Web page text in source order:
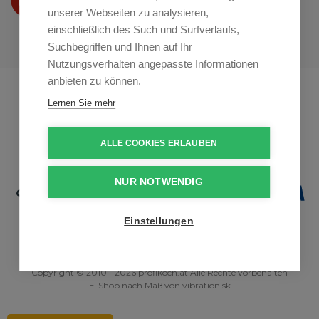
unserer Webseiten zu analysieren,
einschließlich des Such und Surfverlaufs,
Suchbegriffen und Ihnen auf Ihr
Nutzungsverhalten angepasste Informationen
anbieten zu können.
Lernen Sie mehr
ALLE COOKIES ERLAUBEN
NUR NOTWENDIG
Einstellungen
Youtube
Profikuchar.sk
Copyright © 2010 - 2026 profikoch.at Alle Rechte vorbehalten
E-Shop nach Maßvon vibration.sk